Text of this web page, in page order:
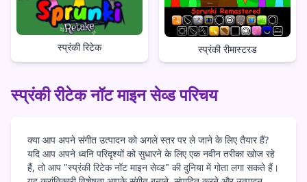
स्प्रंकी रिटेक स्प्रंकी रीमास्टरड
स्प्रंकी रीटेक नॉट माइन सेव्ड परिचय
क्या आप अपने संगीत उत्पादन को अगले स्तर पर ले जाने के लिए तैयार हैं?
यदि आप अपने ध्वनि परिदृश्यों को सुधारने के लिए एक नवीन तरीका खोज रहे
हैं, तो आप "स्प्रंकी रिटेक नॉट माइन सेव्ड" की दुनिया में गोता लगा सकते हैं।